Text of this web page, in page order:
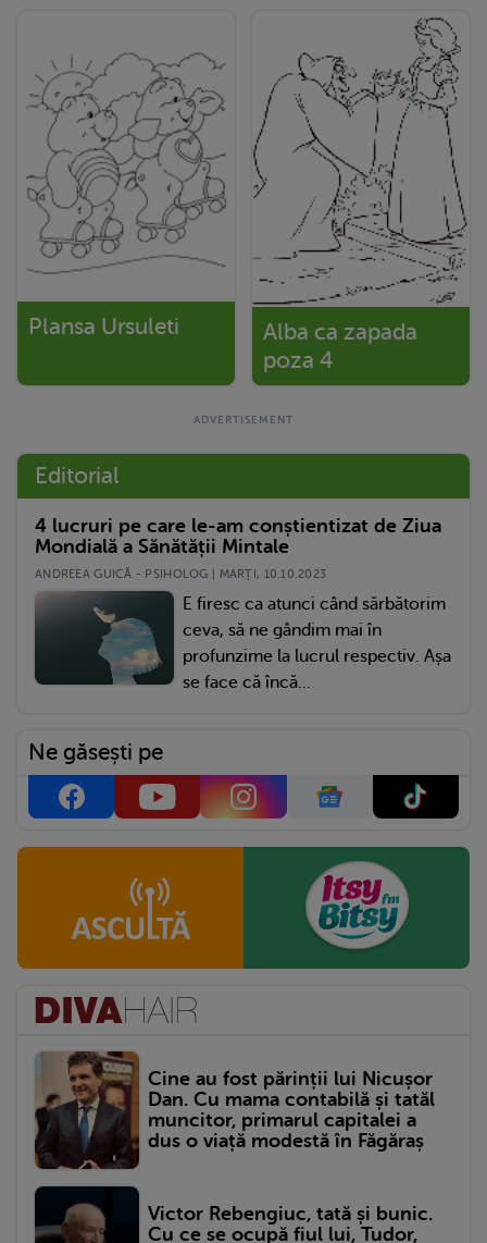
Plansa Ursuleti
Alba ca zapada
poza 4
Editorial
4 lucruri pe care le-am conștientizat de Ziua
Mondială a Sănătății Mintale
ANDREEA GUICĂ - PSIHOLOG | MARŢI, 10.10.2023
E firesc ca atunci când sărbătorim
ceva, să ne gândim mai în
profunzime la lucrul respectiv. Așa
se face că încă...
Ne găsești pe
Cine au fost părinții lui Nicușor
Dan. Cu mama contabilă și tatăl
muncitor, primarul capitalei a
dus o viață modestă în Făgăraș
Victor Rebengiuc, tată și bunic.
Cu ce se ocupă fiul lui, Tudor,